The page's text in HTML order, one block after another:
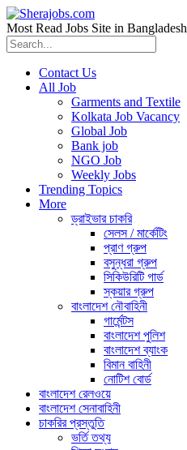
Most Read Jobs Site in Bangladesh
Contact Us
All Job
Garments and Textile
Kolkata Job Vacancy
Global Job
Bank job
NGO Job
Weekly Jobs
Trending Topics
More
ড্রাইভার চাকরি
সেলস / মার্কেটিং
প্রাণ গ্রুপ
বসুন্ধরা গ্রুপ
সিকিউরিটি গার্ড
স্কয়ার গ্রুপ
বাংলাদেশ নৌবাহিনী
গার্মেন্টস
বাংলাদেশ পুলিশ
বাংলাদেশ ব্যাংক
বিমান বাহিনী
নোটিশ বোর্ড
বাংলাদেশ রেলওয়ে
বাংলাদেশ সেনাবাহিনী
চাকরির প্রস্তুতি
ভর্তি তথ্য